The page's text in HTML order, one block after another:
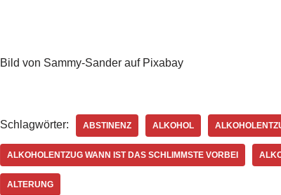
Bild von Sammy-Sander auf Pixabay
Schlagwörter: ABSTINENZ ALKOHOL
ALKOHOLENTZUG WANN IST DAS SCHLIMMSTE VORBEI
ALTERUNG